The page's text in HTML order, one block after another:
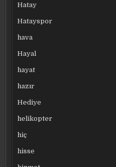
Hatay
Hatayspor
hava
Hayal
hayat
hazır
Hediye
helikopter
hiç
hisse